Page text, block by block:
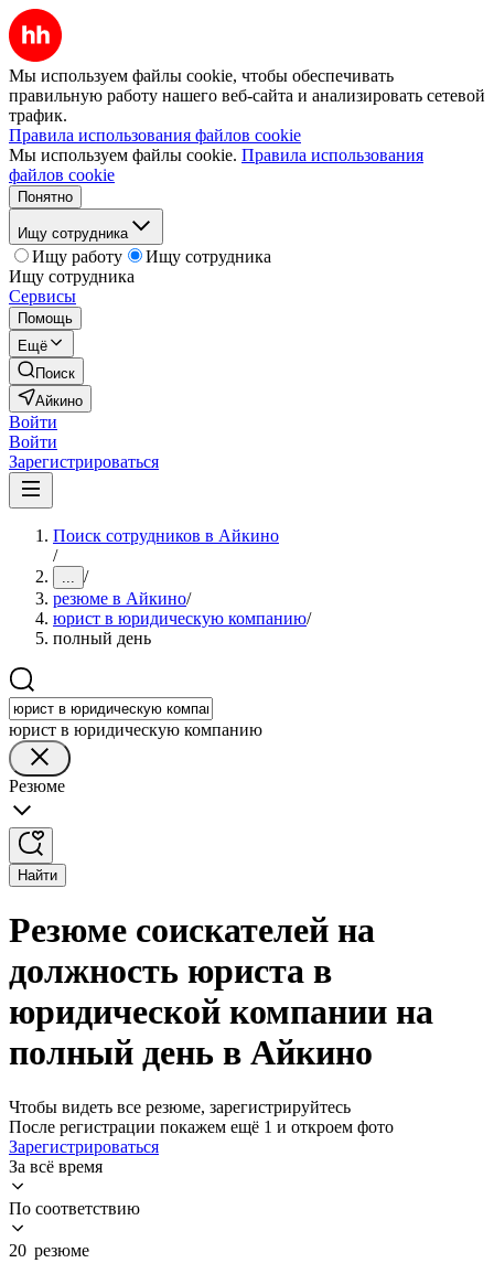
Мы используем файлы cookie, чтобы обеспечивать
правильную работу нашего веб-сайта и анализировать сетевой
трафик.
Правила использования файлов cookie
Мы используем файлы cookie. Правила использования
файлов cookie
Понятно
Ищу сотрудника
Ищу работу
Ищу сотрудника
Ищу сотрудника
Сервисы
Помощь
Ещё
Поиск
Айкино
Войти
Войти
Зарегистрироваться
Поиск сотрудников в Айкино
/
... /
резюме в Айкино/
юрист в юридическую компанию/
полный день
юрист в юридическую компанию
Резюме
Найти
Резюме соискателей на
должность юриста в
юридической компании на
полный день в Айкино
Чтобы видеть все резюме, зарегистрируйтесь
После регистрации покажем ещё 1 и откроем фото
Зарегистрироваться
За всё время
По соответствию
20 резюме